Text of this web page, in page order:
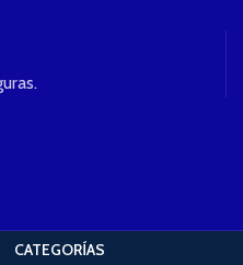
CATEGORÍAS